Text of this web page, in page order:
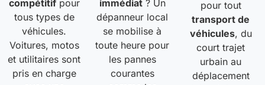
compétitifpour
tous types de
véhicules.
Voitures, motos
et utilitaires sont
pris en charge
immédiat? Un
dépanneur local
se mobilise à
toute heure pour
les pannes
courantes
pour tout
transport de
véhicules, du
court trajet
urbain au
déplacement